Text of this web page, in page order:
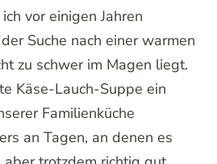
vor einigen Jahren
Suche nach einer warmen
zu schwer im Magen liegt.
Käse-Lauch-Suppe ein
Familienküche
an Tagen, an denen es